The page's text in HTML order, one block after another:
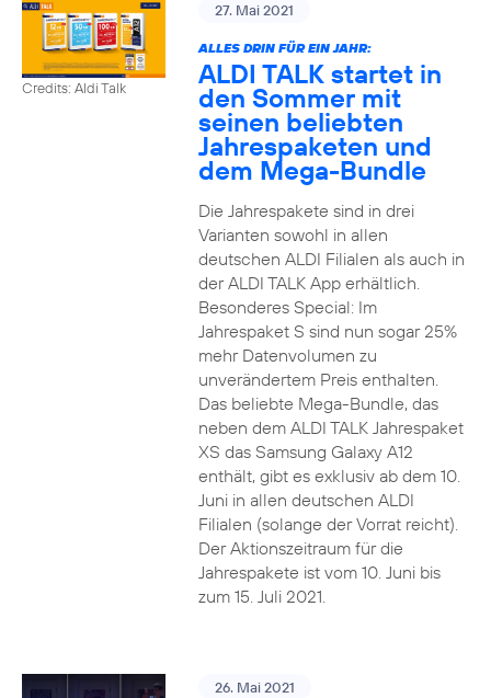
Credits: Aldi Talk
27. Mai 2021
ALLES DRIN FÜR EIN JAHR:
ALDI TALK startet in
den Sommer mit
seinen beliebten
Jahrespaketen und
dem Mega-Bundle
Die Jahrespakete sind in drei
Varianten sowohl in allen
deutschen ALDI Filialen als auch in
der ALDI TALK App erhältlich.
Besonderes Special: Im
Jahrespaket S sind nun sogar 25%
mehr Datenvolumen zu
unverändertem Preis enthalten.
Das beliebte Mega-Bundle, das
neben dem ALDI TALK Jahrespaket
XS das Samsung Galaxy A12
enthält, gibt es exklusiv ab dem 10.
Juni in allen deutschen ALDI
Filialen (solange der Vorrat reicht).
Der Aktionszeitraum für die
Jahrespakete ist vom 10. Juni bis
zum 15. Juli 2021.
26. Mai 2021